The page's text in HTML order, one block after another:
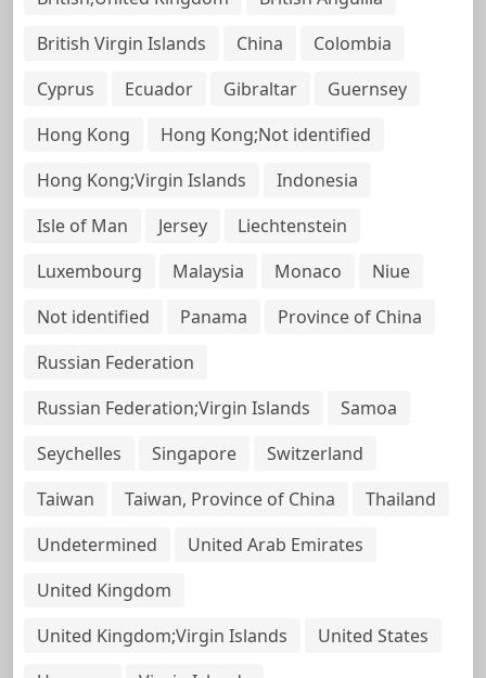
British Virgin Islands
China
Colombia
Cyprus
Ecuador Gibraltar
Guernsey
Hong Kong
Hong Kong;Not identified
Hong Kong;Virgin Islands
Indonesia
Isle of Man
Jersey
Liechtenstein
Luxembourg
Malaysia Monaco
Niue
Not identified
Panama
Province of China
Russian Federation
Russian Federation;Virgin Islands
Samoa
Seychelles
Singapore
Switzerland
Taiwan
Taiwan, Province of China
Thailand
Undetermined
United Arab Emirates
United Kingdom
United Kingdom;Virgin Islands
United States